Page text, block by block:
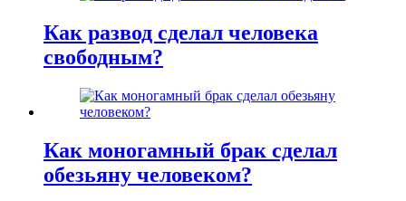
Как развод сделал человека
свободным?
Как моногамный брак сделал
обезьяну человеком?